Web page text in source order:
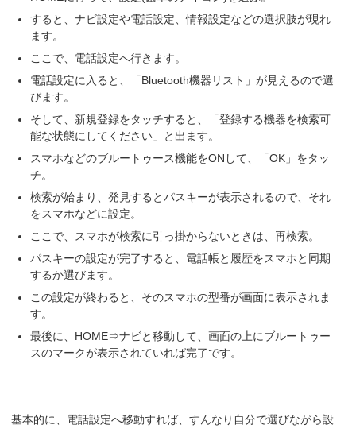
すると、ナビ設定や電話設定、情報設定などの選択肢が現れ
ます。
ここで、電話設定へ行きます。
電話設定に入ると、「Bluetooth機器リスト」が見えるので選
びます。
そして、新規登録をタッチすると、「登録する機器を検索可
能な状態にしてください」と出ます。
スマホなどのブルートゥース機能をONして、「OK」をタッ
チ。
検索が始まり、発見するとパスキーが表示されるので、それ
をスマホなどに設定。
ここで、スマホが検索に引っ掛からないときは、再検索。
パスキーの設定が完了すると、電話帳と履歴をスマホと同期
するか選びます。
この設定が終わると、そのスマホの型番が画面に表示されま
す。
最後に、HOME⇒ナビと移動して、画面の上にブルートゥー
スのマークが表示されていれば完了です。
基本的に、電話設定へ移動すれば、すんなり自分で選びながら設